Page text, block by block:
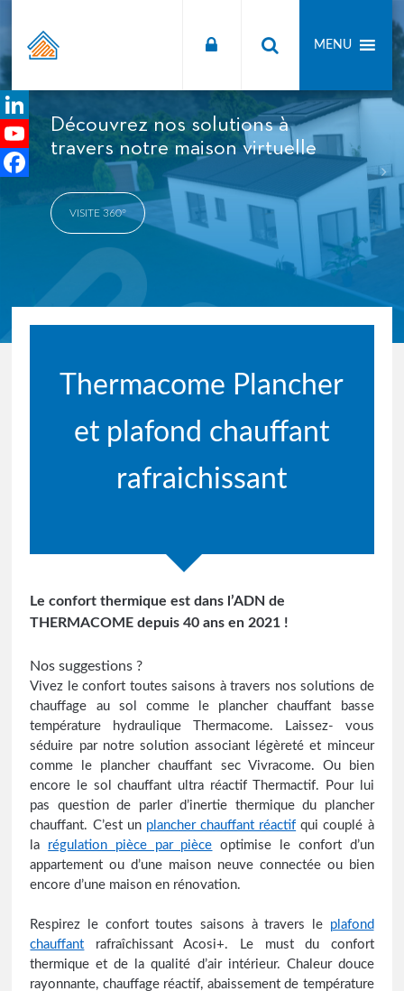
Thermacome
Confort
Thermique
MENU
Découvrez nos solutions à
travers notre maison virtuelle
VISITE 360°
Découvrez les conseils de nos
experts Thermacome
LIRE LA SUITE
Thermacome Plancher
et plafond chauffant
rafraichissant
Le confort thermique est dans l’ADN de
THERMACOME depuis 40 ans en 2021 !
Nos suggestions ?
Vivez le confort toutes saisons à travers nos solutions de
chauffage au sol comme le plancher chauffant basse
température hydraulique Thermacome. Laissez- vous
séduire par notre solution associant légèreté et minceur
comme le plancher chauffant sec Vivracome. Ou bien
encore le sol chauffant ultra réactif Thermactif. Pour lui
pas question de parler d’inertie thermique du plancher
chauffant. C’est un plancher chauffant réactif qui couplé à
la régulation pièce par pièce optimise le confort d’un
appartement ou d’une maison neuve connectée ou bien
encore d’une maison en rénovation.
Respirez le confort toutes saisons à travers le plafond
chauffant rafraîchissant Acosi+. Le must du confort
thermique et de la qualité d’air intérieur. Chaleur douce
rayonnante, chauffage réactif, abaissement de température
LinkedIn
YouTube